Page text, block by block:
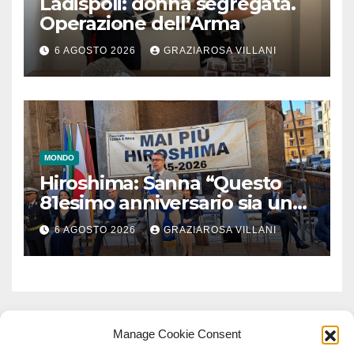
Manage Cookie Consent
Operazione dell’Arma
6 AGOSTO 2026 GRAZIAROSA VILLANI
MONDO
Hiroshima: Sanna “Questo
81esimo anniversario sia un
monito per tutti”
6 AGOSTO 2026 GRAZIAROSA VILLANI